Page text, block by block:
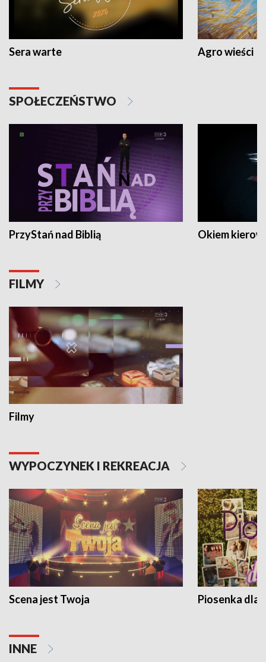
Sera warte Agro wieści
SPOŁECZEŃSTWO
PrzyStań nad Biblią Okiem
FILMY
Filmy
WYPOCZYNEK I REKREACJA
Scena jest Twoja Piosenka dla
INNE